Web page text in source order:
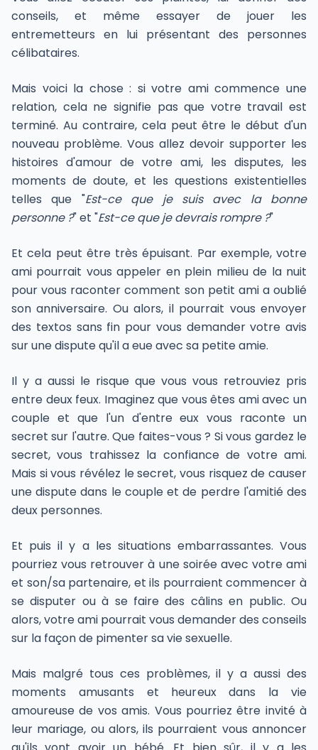
conseils, et même essayer de jouer les
entremetteurs en lui présentant des personnes
célibataires.
Mais voici la chose : si votre ami commence une
relation, cela ne signifie pas que votre travail est
terminé. Au contraire, cela peut être le début d'un
nouveau problème. Vous allez devoir supporter les
histoires d'amour de votre ami, les disputes, les
moments de doute, et les questions existentielles
telles que "Est-ce que je suis avec la bonne
personne ?" et "Est-ce que je devrais rompre ?"
Et cela peut être très épuisant. Par exemple, votre
ami pourrait vous appeler en plein milieu de la nuit
pour vous raconter comment son petit ami a oublié
son anniversaire. Ou alors, il pourrait vous envoyer
des textos sans fin pour vous demander votre avis
sur une dispute qu'il a eue avec sa petite amie.
Il y a aussi le risque que vous vous retrouviez pris
entre deux feux. Imaginez que vous êtes ami avec un
couple et que l'un d'entre eux vous raconte un
secret sur l'autre. Que faites-vous ? Si vous gardez le
secret, vous trahissez la confiance de votre ami.
Mais si vous révélez le secret, vous risquez de causer
une dispute dans le couple et de perdre l'amitié des
deux personnes.
Et puis il y a les situations embarrassantes. Vous
pourriez vous retrouver à une soirée avec votre ami
et son/sa partenaire, et ils pourraient commencer à
se disputer ou à se faire des câlins en public. Ou
alors, votre ami pourrait vous demander des conseils
sur la façon de pimenter sa vie sexuelle.
Mais malgré tous ces problèmes, il y a aussi des
moments amusants et heureux dans la vie
amoureuse de vos amis. Vous pourriez être invité à
leur mariage, ou alors, ils pourraient vous annoncer